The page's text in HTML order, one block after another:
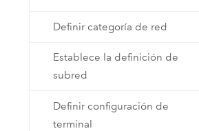
Definir categoría de red
Establece la definición de
subred
Definir configuración de
terminal